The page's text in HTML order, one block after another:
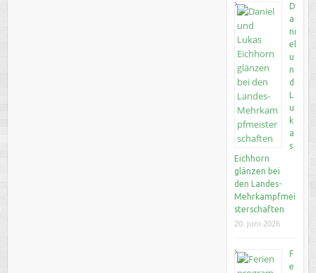
D
a
ni
el
u
n
d
u
k
a
s
Eichhorn
glänzen bei
den Landes-
Mehrkampfmei
sterschaften
20. Juni 2026
F
e